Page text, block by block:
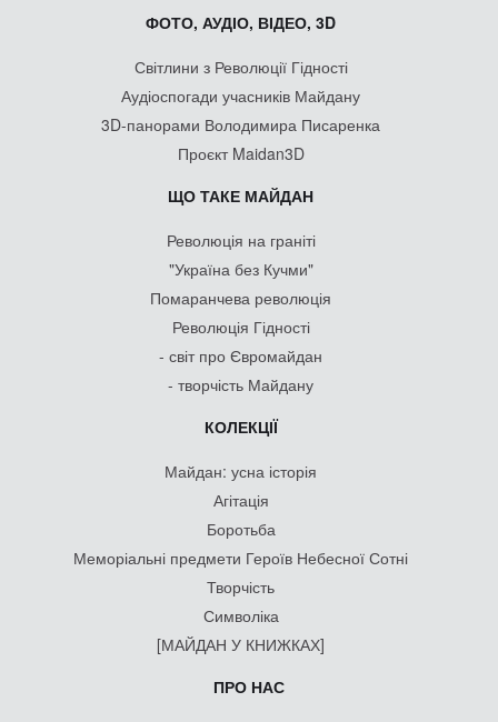
ФОТО, АУДІО, ВІДЕО, 3D
Світлини з Революції Гідності
Аудіоспогади учасників Майдану
3D-панорами Володимира Писаренка
Проєкт Maidan3D
ЩО ТАКЕ МАЙДАН
Революція на граніті
"Україна без Кучми"
Помаранчева революція
Революція Гідності
- світ про Євромайдан
- творчість Майдану
КОЛЕКЦІЇ
Майдан: усна історія
Агітація
Боротьба
Меморіальні предмети Героїв Небесної Сотні
Творчість
Символіка
[МАЙДАН У КНИЖКАХ]
ПРО НАС